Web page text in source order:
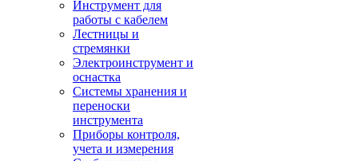
Инструмент для
работы с кабелем
Лестницы и
стремянки
Электроинструмент и
оснастка
Системы хранения и
переноски
инструмента
Приборы контроля,
учета и измерения